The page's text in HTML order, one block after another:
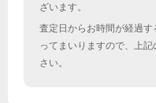
ざいます。
査定日からお時間が経過
ってまいりますので、上
さい。